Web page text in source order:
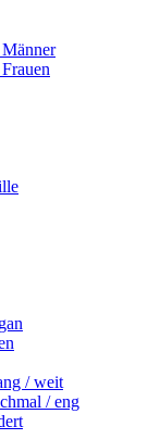
/ weit
/ eng